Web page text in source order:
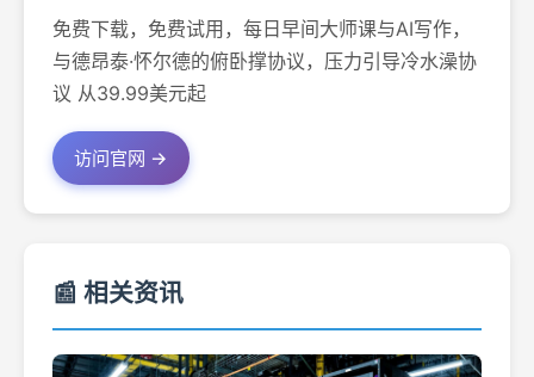
免费下载，免费试用，每日早间大师课与AI写作，
与德昂泰·怀尔德的俯卧撑协议，压力引导冷水澡协
议 从39.99美元起
访问官网 →
📰 相关资讯